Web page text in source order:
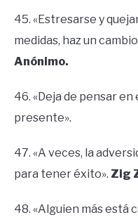
45. «Estresarse y
medidas, haz un
Anónimo.
46. «Deja de pensar
presente».
47. «A veces, la
para tener éxito». Zig
48. «Alguien más está